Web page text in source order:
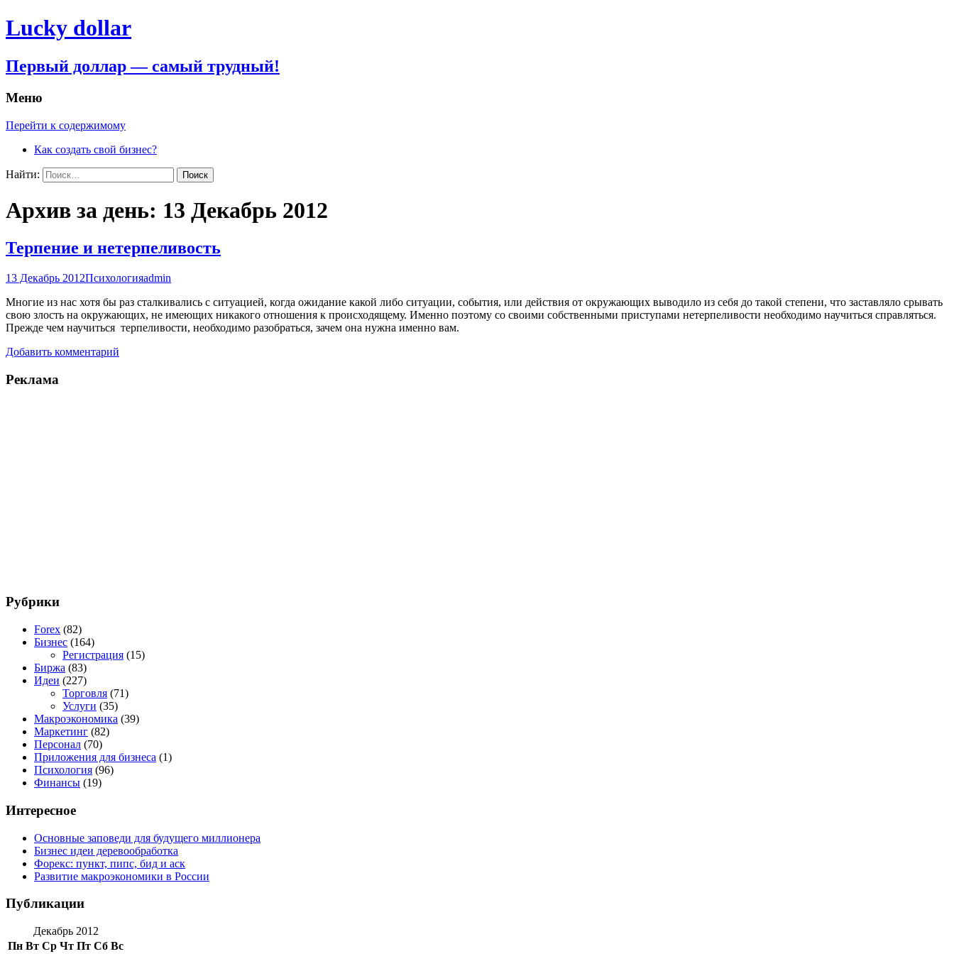
Lucky dollar
Первый доллар — самый трудный!
Меню
Перейти к содержимому
Как создать свой бизнес?
Найти:
Архив за день: 13 Декабрь 2012
Терпение и нетерпеливость
13 Декабрь 2012Психологияadmin
Многие из нас хотя бы раз сталкивались с ситуацией, когда ожидание какой либо ситуации, события, или действия от окружающих выводило из себя до такой степени, что заставляло срывать
свою злость на окружающих, не имеющих никакого отношения к происходящему. Именно поэтому со своими собственными приступами нетерпеливости необходимо научиться справляться.
Прежде чем научиться терпеливости, необходимо разобраться, зачем она нужна именно вам.
Добавить комментарий
Реклама
Рубрики
Forex (82)
Бизнес (164)
Регистрация (15)
Биржа (83)
Идеи (227)
Торговля (71)
Услуги (35)
Макроэкономика (39)
Маркетинг (82)
Персонал (70)
Приложения для бизнеса (1)
Психология (96)
Финансы (19)
Интересное
Основные заповеди для будущего миллионера
Бизнес идеи деревообработка
Форекс: пункт, пипс, бид и аск
Развитие макроэкономики в России
Публикации
Декабрь 2012
Пн Вт Ср Чт Пт Сб Вс